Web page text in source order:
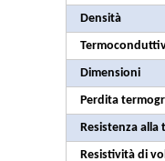
Densità
Dimensioni
Perdita
Resistenza alla
Resistività di